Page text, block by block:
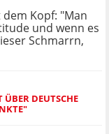
Kopf: "Man
und wenn es
Schmarrn,
ÜBER DEUTSCHE